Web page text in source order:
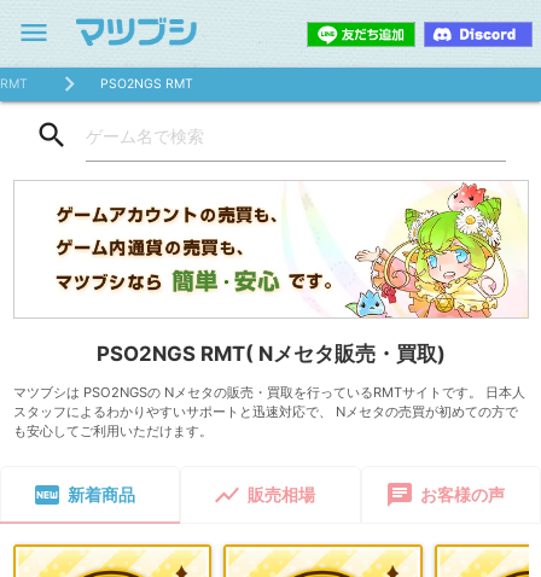
menu
RMT PSO2NGS RMT
search
PSO2NGS RMT( Nメセタ販売・買取)
マツブシは PSO2NGSの Nメセタの販売・買取を行っているRMTサイトです。 日本人
スタッフによるわかりやすいサポートと迅速対応で、 Nメセタの売買が初めての方で
も安心してご利用いただけます。
fiber_new 新着商品 show_chart 販売相場 chat お客様の声